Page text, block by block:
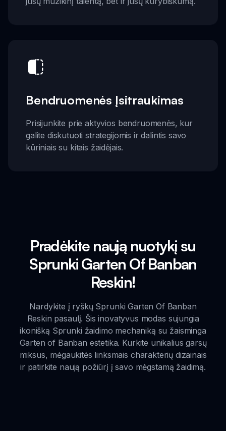
Bendruomenės Įsitraukimas
Prisijunkite prie aktyvios bendruomenės, kur
galite diskutuoti strategijomis ir dalintis savo
kūriniais su kitais žaidėjais.
Pradėkite naują nuotykį su
Sprunki Garten Of Banban
Reskin!
Nardykite į ryškų Sprunki Garten Of Banban
Reskin pasaulį. Šis inovatyvus modas sujungia
ikonišką Sprunki žaidimo mechaniką su žaisminga
Garten of Banban estetika. Kurkite unikalius garsų
miksus, mėgaukitės linksmais charakterių dizainais
ir patirkite naują požiūrį į savo mėgstamą žaidimą.